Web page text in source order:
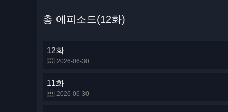
총 에피소드(12화)
12화
2026-06-30
11화
2026-06-30